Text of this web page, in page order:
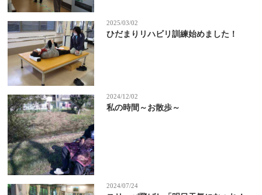
2025/03/02
ひだまりリハビリ訓練始めました！
2024/12/02
私の時間～お散歩～
2024/07/24